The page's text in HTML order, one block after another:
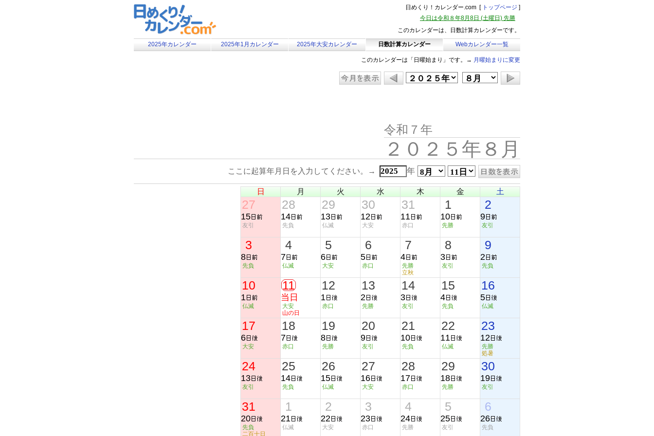
日めくり！カレンダー.com [ トップページ ]
今日は令和８年8月8日 (土曜日) 先勝
このカレンダーは、日数計算カレンダーです。
2025年カレンダー 2025年1月カレンダー 2025年大安カレンダー 日数計算カレンダー Webカレンダー一覧
このカレンダーは「日曜始まり」です。→ 月曜始まりに変更
令和７年
２０２５年８月
ここに起算年月日を入力してください。→ 年
日 月 火 水 木 金 土
27
15
友引
28
14
先負
29
13
仏滅
30
12
大安
31
11
赤口
1
10
先勝
2
9
友引
3
8
先負
4
7
仏滅
5
6
大安
6
5
赤口
7
4
先勝
立秋
8
3
友引
9
2
先負
10
1
仏滅
11
当日
大安
山の日
12
1
赤口
13
2
先勝
14
3
友引
15
4
先負
16
5
仏滅
17
6
大安
18
7
赤口
19
8
先勝
20
9
友引
21
10
先負
22
11
仏滅
23
12
先勝
処暑
24
13
友引
25
14
先負
26
15
仏滅
27
16
大安
28
17
赤口
29
18
先勝
30
19
友引
31
20
先負
二百十日
1
21
仏滅
2
22
大安
3
23
赤口
4
24
先勝
5
25
友引
6
26
先負